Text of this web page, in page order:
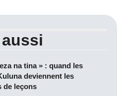
na tina » : quand les
deviennent les
de leçons